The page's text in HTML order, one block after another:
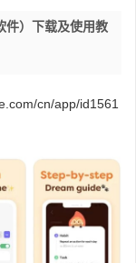
）下载及使用教
cn/app/id1561